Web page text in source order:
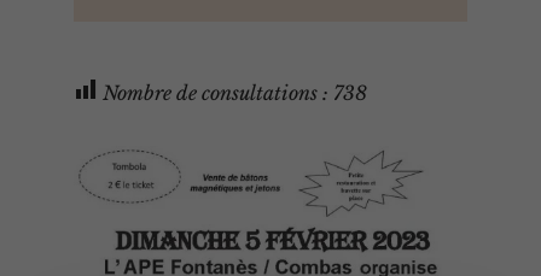
Nombre de consultations : 738